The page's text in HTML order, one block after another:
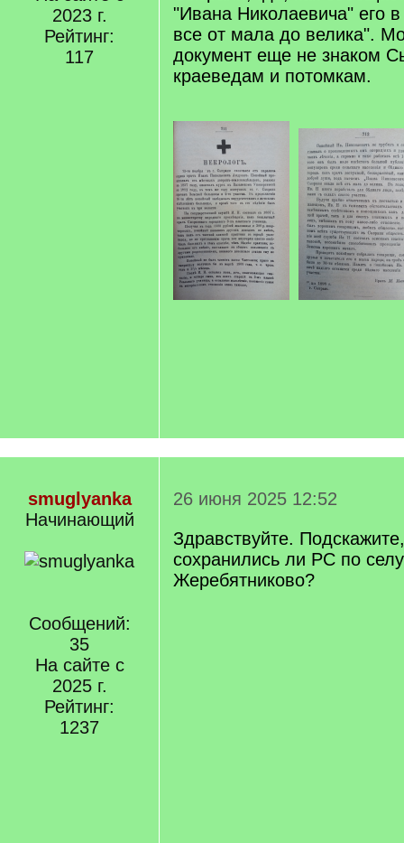
2023 г.
Рейтинг:
117
"Ивана Николаевича" его
все от мала до велика".
документ еще не знаком
краеведам и потомкам.
smuglyanka
Начинающий
Сообщений:
35
На сайте с
2025 г.
Рейтинг:
1237
26 июня 2025 12:52
Здравствуйте.
сохранились ли РС по
Жеребятниково?